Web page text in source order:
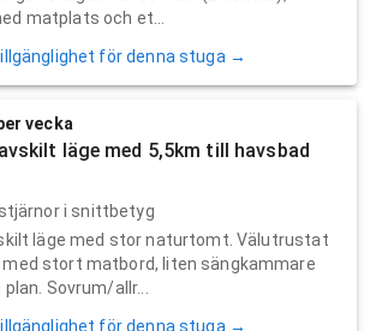
matplats och et...
för denna stuga →
vecka
läge med 5,5km till havsbad
stjärnor i snittbetyg
läge med stor naturtomt. Välutrustat
med stort matbord, liten sängkammare
Sovrum/allr...
för denna stuga →